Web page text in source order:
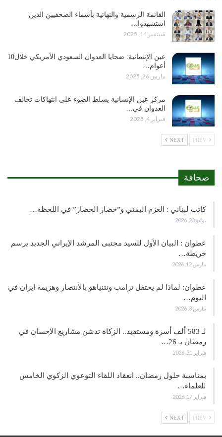
القائمة الرسمية والنهائية بأسماء الصحفيين الذين
استشهدوا…
سبتمبر 14, 2025
عين الإنسانية: ضحايا العدوان السعودي الأمريكي خلال10
أعوام…
مارس 26, 2025
مركز عين الإنسانية يسلط الضوء على انتهاكات تحالف
العدوان في…
فبراير 4, 2025
NEXT
صحافة
كاتب لبناني : العزم اليمني و”حصار الحصار” في اللحظة…
يوليو 23, 2026
عطوان : البيان الأول للسيد مجتبى المرشد الإيراني الجديد يرسم
خريطة…
مارس 12, 2026
عطوان: لماذا لم يحتفل ترامب ونتنياهو بالانتصار وهزيمة ايران في
اليوم…
مارس 3, 2026
لـ 583 ألف أسرة ومستفيد.. الزكاة تدشن مشاريع الإحسان في
رمضان بـ 26…
فبراير 21, 2026
بمناسبة حلول رمضان.. انعقاد اللقاء التوعوي الزكوي الخامس
للعلماء…
فبراير 17, 2026
NEXT